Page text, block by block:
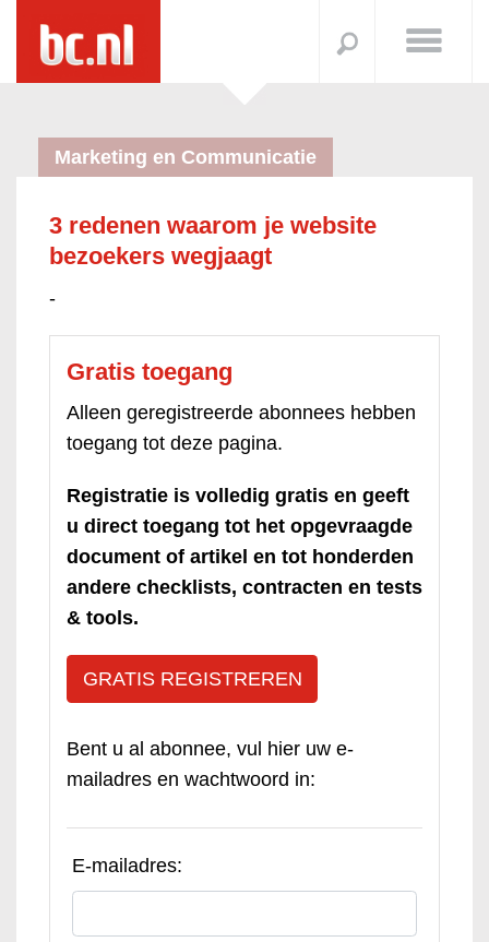
Marketing en Communicatie
3 redenen waarom je website
bezoekers wegjaagt
-
Gratis toegang
Alleen geregistreerde abonnees hebben
toegang tot deze pagina.
Registratie is volledig gratis en geeft
u direct toegang tot het opgevraagde
document of artikel en tot honderden
andere checklists, contracten en tests
& tools.
GRATIS REGISTREREN
Bent u al abonnee, vul hier uw e-
mailadres en wachtwoord in:
E-mailadres: